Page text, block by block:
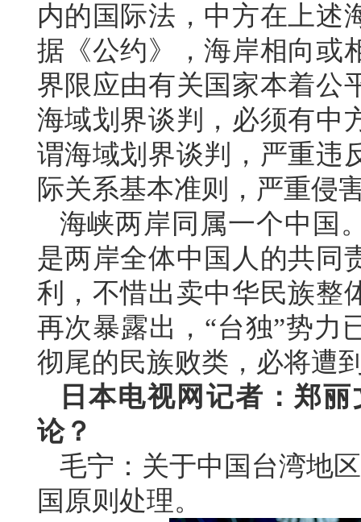
内的国际法，中方在上述
据《公约》，海岸相向或
界限应由有关国家本着公
海域划界谈判，必须有中
谓海域划界谈判，严重违
际关系基本准则，严重侵
海峡两岸同属一个中国
是两岸全体中国人的共同
利，不惜出卖中华民族整
再次暴露出，“台独”势力
彻尾的民族败类，必将遭
日本电视网记者：郑
论？
毛宁：关于中国台湾地
国原则处理。